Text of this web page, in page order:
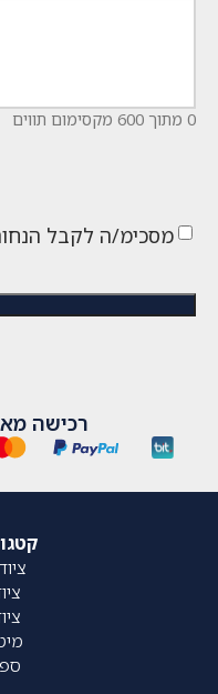
0 מתוך 600 מקסימום תווים
מסכימ/ה לקבל
רכישה